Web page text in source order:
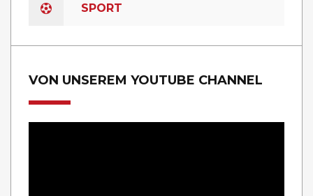
SPORT
VON UNSEREM YOUTUBE CHANNEL